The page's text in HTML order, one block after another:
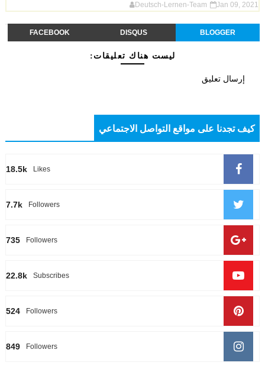
Deutsch-Lernen-Team Jan 09, 2021
BLOGGER
DISQUS
FACEBOOK
ليست هناك تعليقات:
إرسال تعليق
كيف تجدنا على مواقع التواصل الاجتماعي
18.5k Likes
7.7k Followers
735 Followers
22.8k Subscribes
524 Followers
849 Followers